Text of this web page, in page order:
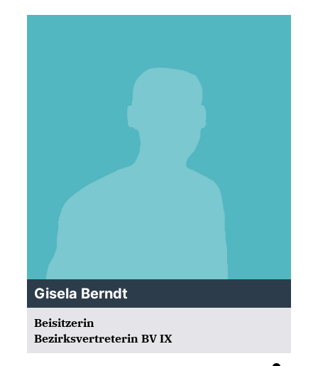
Gisela Berndt
Beisitzerin
Bezirksvertreterin BV IX